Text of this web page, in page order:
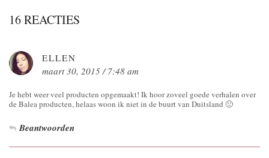
16 REACTIES
ELLEN
maart 30, 2015 / 7:48 am
Je hebt weer veel producten opgemaakt! Ik hoor zoveel goede verhalen over
de Balea producten, helaas woon ik niet in de buurt van Duitsland 🙁
Beantwoorden